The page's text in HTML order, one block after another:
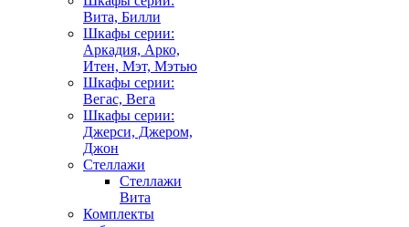
Вита, Билли
Шкафы серии:
Аркадия, Арко,
Итен, Мэт, Мэтью
Шкафы серии:
Вегас, Вега
Шкафы серии:
Джерси, Джером,
Джон
Стеллажи
Стеллажи
Вита
Комплекты